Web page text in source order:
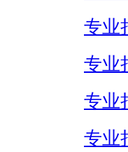
专业
专业
专业
专业